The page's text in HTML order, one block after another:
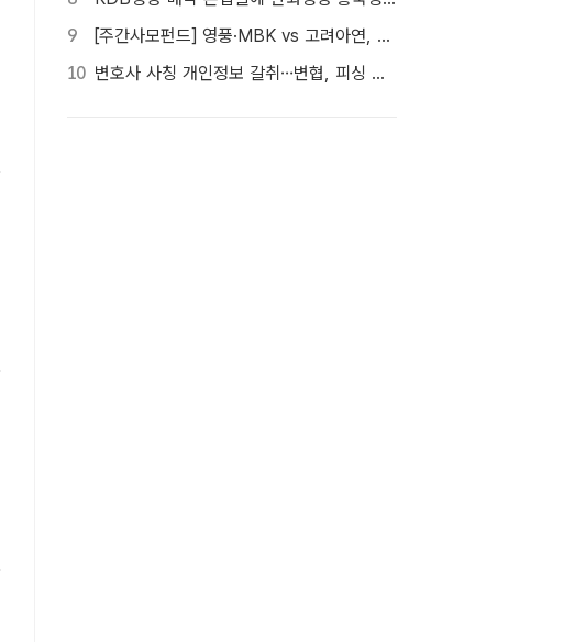
9
[주간사모펀드] 영풍·MBK vs 고려아연, 美 제련소 이름 두고 고발전
10
변호사 사칭 개인정보 갈취…변협, 피싱 사이트 31곳 차단